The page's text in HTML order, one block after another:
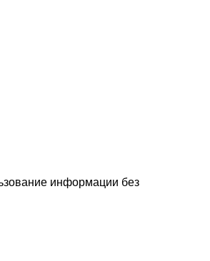
информации без